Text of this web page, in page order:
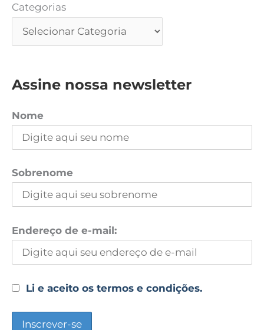
Categorias
Assine nossa newsletter
Nome
Sobrenome
Endereço de e-mail:
Li e aceito os termos e condições.